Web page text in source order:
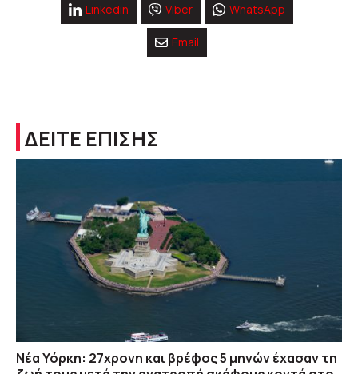
Linkedin Viber WhatsApp
Email
ΔΕΙΤΕ ΕΠΙΣΗΣ
Νέα Υόρκη: 27χρονη και βρέφος 5 μηνών έχασαν τη